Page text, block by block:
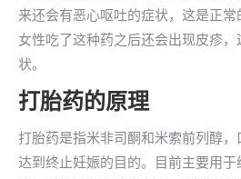
来还会有恶心呕吐的症状，这是正
女性吃了这种药之后还会出现皮疹
状。
打胎药的原理
打胎药是指米非司酮和米索前列醇，
达到终止妊娠的目的。目前主要用